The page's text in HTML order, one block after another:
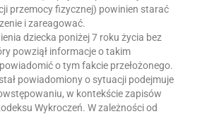
przemocy fizycznej) powinien starać
i zareagować.
dziecka poniżej 7 roku życia bez
powziął informacje o takim
o tym fakcie przełożonego.
powiadomiony o sytuacji podejmuje
w kontekście zapisów
Wykroczeń. W zależności od